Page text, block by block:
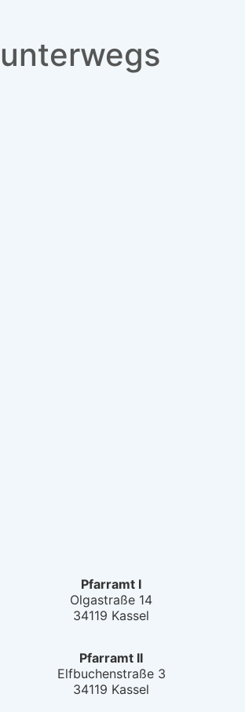
Pfarramt I
Olgastraße 14
34119 Kassel
Pfarramt II
Elfbuchenstraße 3
34119 Kassel